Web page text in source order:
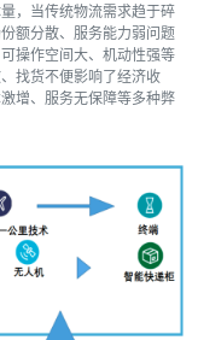
，当传统物流需求趋于碎
额分散、服务能力弱问题
操作空间大、机动性强等
找货不便影响了经济收
增、服务无保障等多种弊